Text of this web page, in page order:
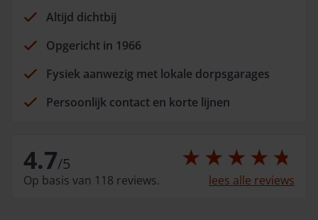
Altijd dichtbij
Opgericht in 1966
Fysiek aanwezig met lokale dorpsgarages
Persoonlijk contact en korte lijnen
4.7/5
Op basis van 118 reviews. lees alle reviews